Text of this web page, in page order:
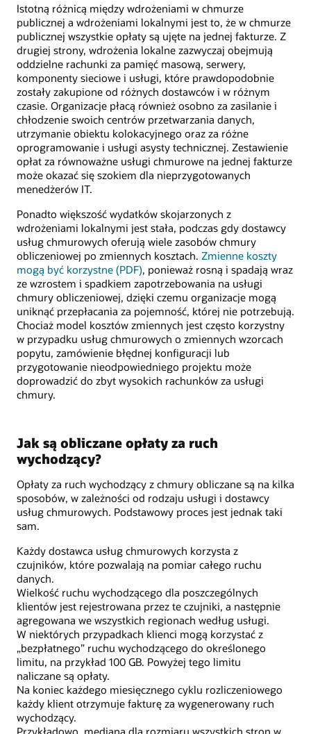
Istotną różnicą między wdrożeniami w chmurze
publicznej a wdrożeniami lokalnymi jest to, że w chmurze
publicznej wszystkie opłaty są ujęte na jednej fakturze. Z
drugiej strony, wdrożenia lokalne zazwyczaj obejmują
oddzielne rachunki za pamięć masową, serwery,
komponenty sieciowe i usługi, które prawdopodobnie
zostały zakupione od różnych dostawców i w różnym
czasie. Organizacje płacą również osobno za zasilanie i
chłodzenie swoich centrów przetwarzania danych,
utrzymanie obiektu kolokacyjnego oraz za różne
oprogramowanie i usługi asysty technicznej. Zestawienie
opłat za równoważne usługi chmurowe na jednej fakturze
może okazać się szokiem dla nieprzygotowanych
menedżerów IT.
Ponadto większość wydatków skojarzonych z
wdrożeniami lokalnymi jest stała, podczas gdy dostawcy
usług chmurowych oferują wiele zasobów chmury
obliczeniowej po zmiennych kosztach. Zmienne koszty
mogą być korzystne (PDF), ponieważ rosną i spadają wraz
ze wzrostem i spadkiem zapotrzebowania na usługi
chmury obliczeniowej, dzięki czemu organizacje mogą
uniknąć przepłacania za pojemność, której nie potrzebują.
Chociaż model kosztów zmiennych jest często korzystny
w przypadku usług chmurowych o zmiennych wzorcach
popytu, zamówienie błędnej konfiguracji lub
przygotowanie nieodpowiedniego projektu może
doprowadzić do zbyt wysokich rachunków za usługi
chmury.
Jak są obliczane opłaty za ruch
wychodzący?
Opłaty za ruch wychodzący z chmury obliczane są na kilka
sposobów, w zależności od rodzaju usługi i dostawcy
usług chmurowych. Podstawowy proces jest jednak taki
sam.
Każdy dostawca usług chmurowych korzysta z
czujników, które pozwalają na pomiar całego ruchu
danych.
Wielkość ruchu wychodzącego dla poszczególnych
klientów jest rejestrowana przez te czujniki, a następnie
agregowana we wszystkich regionach według usługi.
W niektórych przypadkach klienci mogą korzystać z
„bezpłatnego” ruchu wychodzącego do określonego
limitu, na przykład 100 GB. Powyżej tego limitu
naliczane są opłaty.
Na koniec każdego miesięcznego cyklu rozliczeniowego
każdy klient otrzymuje fakturę za wygenerowany ruch
wychodzący.
Przykładowo, mediana dla rozmiaru wszystkich stron w